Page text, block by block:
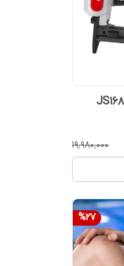
۱۹٬۹۸۰٬۰۰۰
%27